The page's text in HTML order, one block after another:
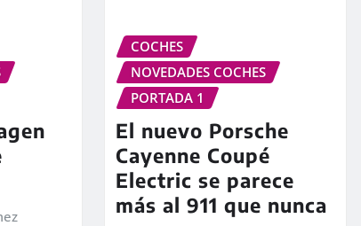
COCHES
NOVEDADES COCHES
PORTADA 1
El nuevo Porsche
Cayenne Coupé
Electric se parece
más al 911 que nunca